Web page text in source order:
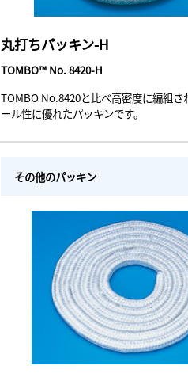
丸打ちパッキン-H
TOMBO™ No. 8420-H
TOMBO No.8420と比べ高密度に編組さ
ール性に優れたパッキンです。
その他のパッキン